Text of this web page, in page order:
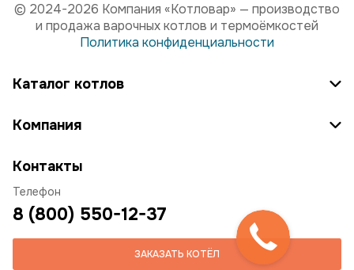
© 2024-2026 Компания «Котловар» — производство
и продажа варочных котлов и термоёмкостей
Политика конфиденциальности
Каталог котлов
Компания
Контакты
Телефон
8 (800) 550-12-37
ЗАКАЗАТЬ КОТЁЛ